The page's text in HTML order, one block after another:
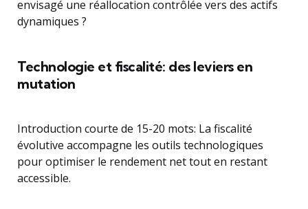
envisagé une réallocation contrôlée vers des actifs
dynamiques ?
Technologie et fiscalité: des leviers en
mutation
Introduction courte de 15-20 mots: La fiscalité
évolutive accompagne les outils technologiques
pour optimiser le rendement net tout en restant
accessible.